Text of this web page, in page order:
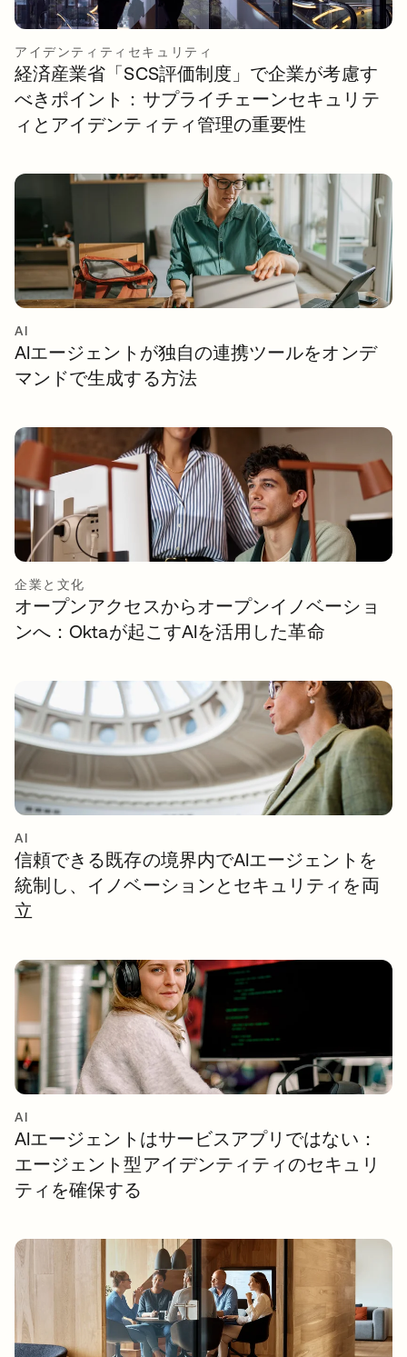
アイデンティティセキュリティ
経済産業省「SCS評価制度」で企業が考慮す
べきポイント：サプライチェーンセキュリテ
ィとアイデンティティ管理の重要性
AI
AIエージェントが独自の連携ツールをオンデ
マンドで生成する方法
企業と文化
オープンアクセスからオープンイノベーショ
ンへ：Oktaが起こすAIを活用した革命
AI
信頼できる既存の境界内でAIエージェントを
統制し、イノベーションとセキュリティを両
立
AI
AIエージェントはサービスアプリではない：
エージェント型アイデンティティのセキュリ
ティを確保する